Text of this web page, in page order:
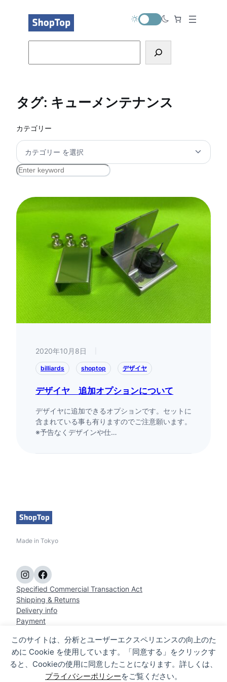
このサイトは、分析とユーザーエクスペリエンスの向上のた
めに Cookie を使用しています。「同意する」をクリックす
ると、Cookieの使用に同意したことになります。詳しくは、
プライバシーポリシーをご覧ください。
タグ: キューメンテナンス
カテゴリー
S
e
c
h
2020年10月8日
billiards shoptop デザイヤ
デザイヤ 追加オプションについて
デザイヤに追加できるオプションです。セットに
含まれている事も有りますのでご注意願います。
※予告なくデザインや仕…
Made in Tokyo
Instagram Facebook
Specified Commercial Transaction Act
Shipping & Returns
Delivery info
Payment
Privacy policy
DesireBID CueCamera ToolMotorcycle etcPC Accessory
Pet item